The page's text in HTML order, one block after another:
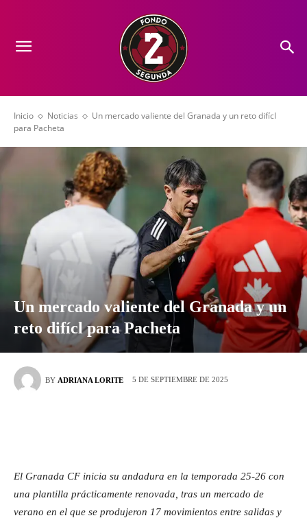
Inicio Noticias
Un mercado valiente del Granada y un reto difícl
para Pacheta
Un mercado valiente del Granada y un
reto difícl para Pacheta
BY ADRIANA LORITE 5 DE SEPTIEMBRE DE 2025
El Granada CF inicia su andadura en la temporada 25-26 con
una plantilla prácticamente renovada, tras un mercado de
verano en el que se produjeron 17 movimientos entre salidas y